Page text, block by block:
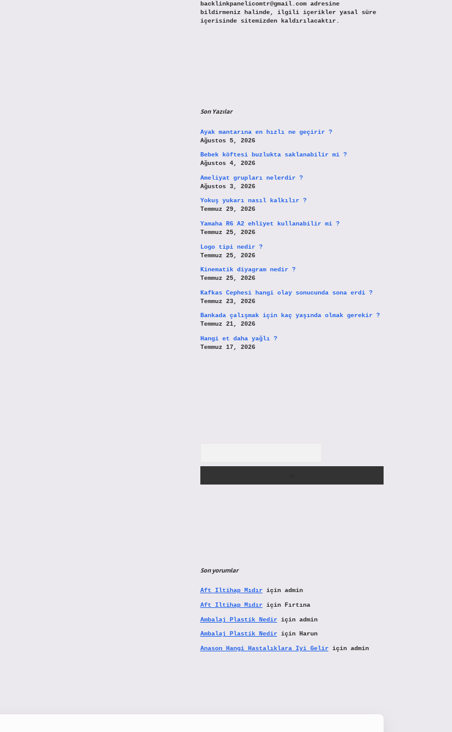
backlinkpanelicomtr@gmail.comadresine
bildirmeniz halinde, ilgili içerikler yasal süre
içerisinde sitemizden kaldırılacaktır.
Son Yazılar
Ayak mantarına en hızlı ne geçirir ?
Ağustos 5, 2026
Bebek köftesi buzlukta saklanabilir mi ?
Ağustos 4, 2026
Ameliyat grupları nelerdir ?
Ağustos 3, 2026
Yokuş yukarı nasıl kalkılır ?
Temmuz 29, 2026
Yamaha R6 A2 ehliyet kullanabilir mi ?
Temmuz 25, 2026
Logo tipi nedir ?
Temmuz 25, 2026
Kinematik diyagram nedir ?
Temmuz 25, 2026
Kafkas Cephesi hangi olay sonucunda sona erdi ?
Temmuz 23, 2026
Bankada çalışmak için kaç yaşında olmak gerekir ?
Temmuz 21, 2026
Hangi et daha yağlı ?
Temmuz 17, 2026
Son yorumlar
Aft Iltihap Mıdıriçin admin
Aft Iltihap Mıdıriçin Fırtına
Ambalaj Plastik Nediriçin admin
Ambalaj Plastik Nediriçin Harun
Anason Hangi Hastalıklara Iyi Geliriçin admin